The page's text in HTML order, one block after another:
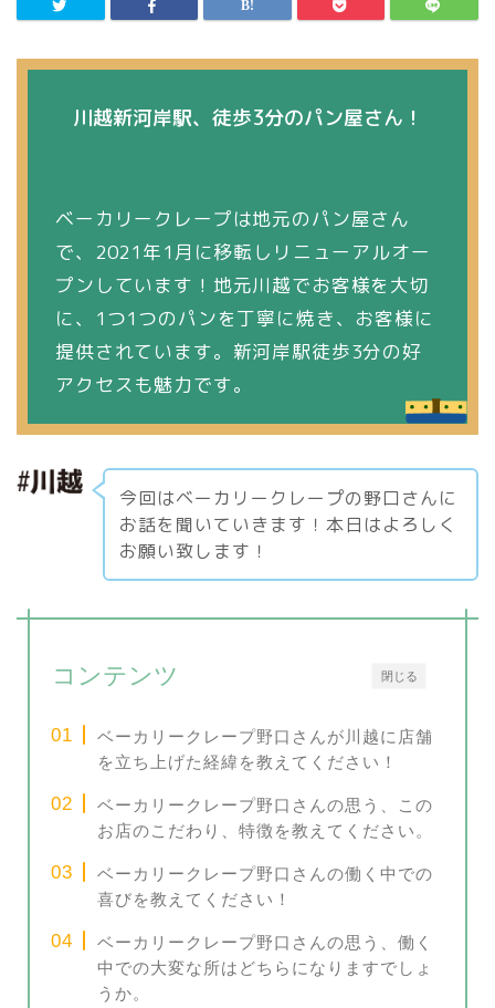
川越新河岸駅、徒歩3分のパン屋さん！
ベーカリークレープは地元のパン屋さん
で、2021年1月に移転しリニューアルオー
プンしています！地元川越でお客様を大切
に、1つ1つのパンを丁寧に焼き、お客様に
提供されています。新河岸駅徒歩3分の好
アクセスも魅力です。
今回はベーカリークレープの野口さんに
お話を聞いていきます！本日はよろしく
お願い致します！
閉じる
コンテンツ
ベーカリークレープ野口さんが川越に店舗
を立ち上げた経緯を教えてください！
ベーカリークレープ野口さんの思う、この
お店のこだわり、特徴を教えてください。
ベーカリークレープ野口さんの働く中での
喜びを教えてください！
ベーカリークレープ野口さんの思う、働く
中での大変な所はどちらになりますでしょ
うか。